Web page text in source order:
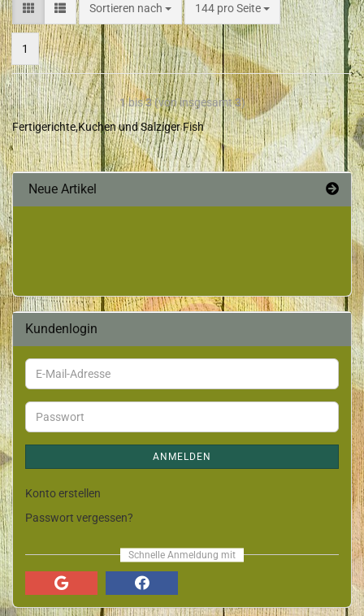
Sortieren nach 144 pro Seite
1
1bis3(von insgesamt3)
Fertigerichte,Kuchen und Salziger Fish
Neue Artikel
Kundenlogin
ANMELDEN
Konto erstellen
Passwort vergessen?
Schnelle Anmeldung mit